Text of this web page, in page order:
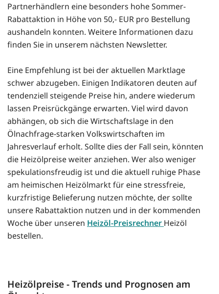
Partnerhändlern eine besonders hohe Sommer-
Rabattaktion in Höhe von 50,- EUR pro Bestellung
aushandeln konnten. Weitere Informationen dazu
finden Sie in unserem nächsten Newsletter.
Eine Empfehlung ist bei der aktuellen Marktlage
schwer abzugeben. Einigen Indikatoren deuten auf
tendenziell steigende Preise hin, andere wiederum
lassen Preisrückgänge erwarten. Viel wird davon
abhängen, ob sich die Wirtschaftslage in den
Ölnachfrage-starken Volkswirtschaften im
Jahresverlauf erholt. Sollte dies der Fall sein, könnten
die Heizölpreise weiter anziehen. Wer also weniger
spekulationsfreudig ist und die aktuell ruhige Phase
am heimischen Heizölmarkt für eine stressfreie,
kurzfristige Belieferung nutzen möchte, der sollte
unsere Rabattaktion nutzen und in der kommenden
Woche über unseren Heizöl-Preisrechner Heizöl
bestellen.
Heizölpreise - Trends und Prognosen am